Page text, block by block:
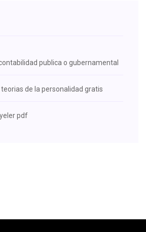
publica o gubernamental
de la personalidad gratis
pdf